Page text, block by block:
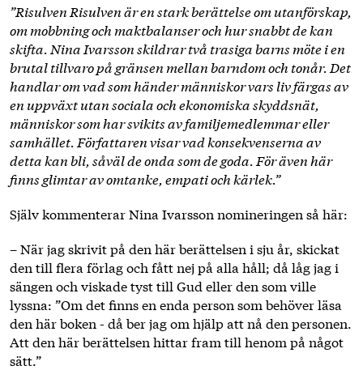
”Risulven Risulven är en stark berättelse om utanförskap,
om mobbning och maktbalanser och hur snabbt de kan
skifta. Nina Ivarsson skildrar två trasiga barns möte i en
brutal tillvaro på gränsen mellan barndom och tonår. Det
handlar om vad som händer människor vars liv färgas av
en uppväxt utan sociala och ekonomiska skyddsnät,
människor som har svikits av familjemedlemmar eller
samhället. Författaren visar vad konsekvenserna av
detta kan bli, såväl de onda som de goda. För även här
finns glimtar av omtanke, empati och kärlek.”
Själv kommenterar Nina Ivarsson nomineringen så här:
– När jag skrivit på den här berättelsen i sju år, skickat
den till flera förlag och fått nej på alla håll; då låg jag i
sängen och viskade tyst till Gud eller den som ville
lyssna: ”Om det finns en enda person som behöver läsa
den här boken - då ber jag om hjälp att nå den personen.
Att den här berättelsen hittar fram till henom på något
sätt.”